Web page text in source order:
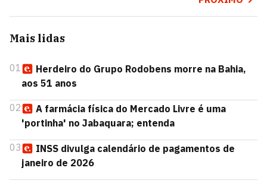
Mais lidas
01
Herdeiro do Grupo Rodobens morre na Bahia,
aos 51 anos
02
A farmácia física do Mercado Livre é uma
'portinha' no Jabaquara; entenda
03
INSS divulga calendário de pagamentos de
janeiro de 2026